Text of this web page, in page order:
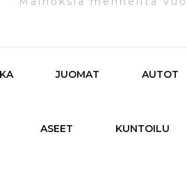
JUOMAT AUTOT
ASEET KUNTOILU